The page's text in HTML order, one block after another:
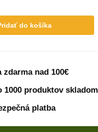
do košíka
zdarma nad 100€
1000 produktov skladom
platba